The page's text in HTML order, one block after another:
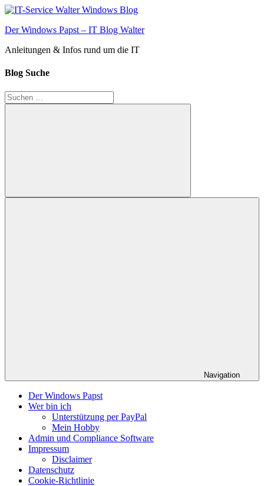
Zum
springen
Der Windows Papst – IT Blog Walter
Anleitungen & Infos rund um die IT
Blog Suche
Suchen
nach:
Suchen
Navigation
Der Windows Papst
Wer bin ich
Unterstützung per PayPal
Mein Hobby
Admin und Compliance Software
Impressum
Disclaimer
Datenschutz
Cookie-Richtlinie